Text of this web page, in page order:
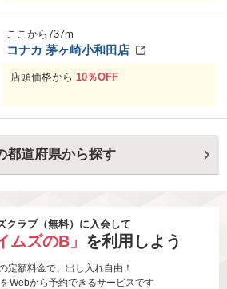
ここから737m
コナカ 茅ヶ崎小和田店
店頭価格から 10％OFF
都道府県から探す
クラブ（無料）に入会して
ムズのB」 を利用しよう
定額料金で、出し入れ自由！
Webから予約できるサービスです